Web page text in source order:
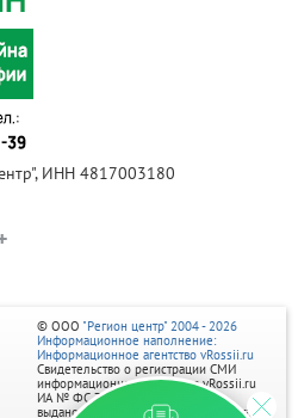
ИНН 4817003180
© ООО "Регион центр" 2004 - 2026
Информационное наполнение:
Информационное агентство vRossii.ru
Свидетельство о регистрации СМИ
информационного агентства vRossii.ru
ИА № ФС 77‑35502
выдано РОСКОМНАДЗОРом 04 марта